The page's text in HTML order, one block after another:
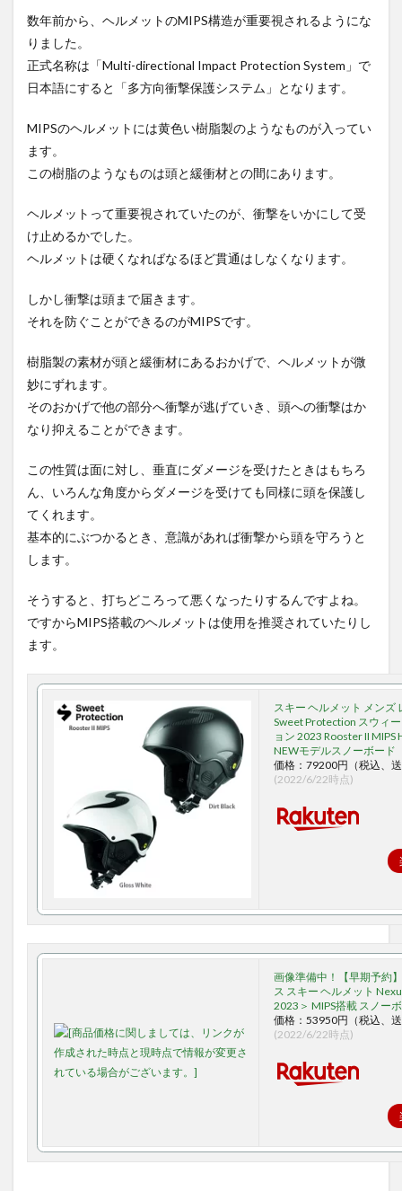
数年前から、ヘルメットのMIPS構造が重要視されるようにな
りました。
正式名称は「Multi-directional Impact Protection System」で
日本語にすると「多方向衝撃保護システム」となります。
MIPSのヘルメットには黄色い樹脂製のようなものが入ってい
ます。
この樹脂のようなものは頭と緩衝材との間にあります。
ヘルメットって重要視されていたのが、衝撃をいかにして受
け止めるかでした。
ヘルメットは硬くなればなるほど貫通はしなくなります。
しかし衝撃は頭まで届きます。
それを防ぐことができるのがMIPSです。
樹脂製の素材が頭と緩衝材にあるおかげで、ヘルメットが微
妙にずれます。
そのおかげで他の部分へ衝撃が逃げていき、頭への衝撃はか
なり抑えることができます。
この性質は面に対し、垂直にダメージを受けたときはもちろ
ん、いろんな角度からダメージを受けても同様に頭を保護し
てくれます。
基本的にぶつかるとき、意識があれば衝撃から頭を守ろうと
します。
そうすると、打ちどころって悪くなったりするんですよね。
ですからMIPS搭載のヘルメットは使用を推奨されていたりし
ます。
スキー ヘルメット メンズ
Sweet Protection スウィ
ョン 2023 Rooster II
NEWモデルスノーボード
価格：79200円（税込、
(2022/6/22時点)
画像準備中！【早期予約
ス スキー ヘルメット
2023＞ MIPS搭載 スノー
価格：53950円（税込、
(2022/6/22時点)